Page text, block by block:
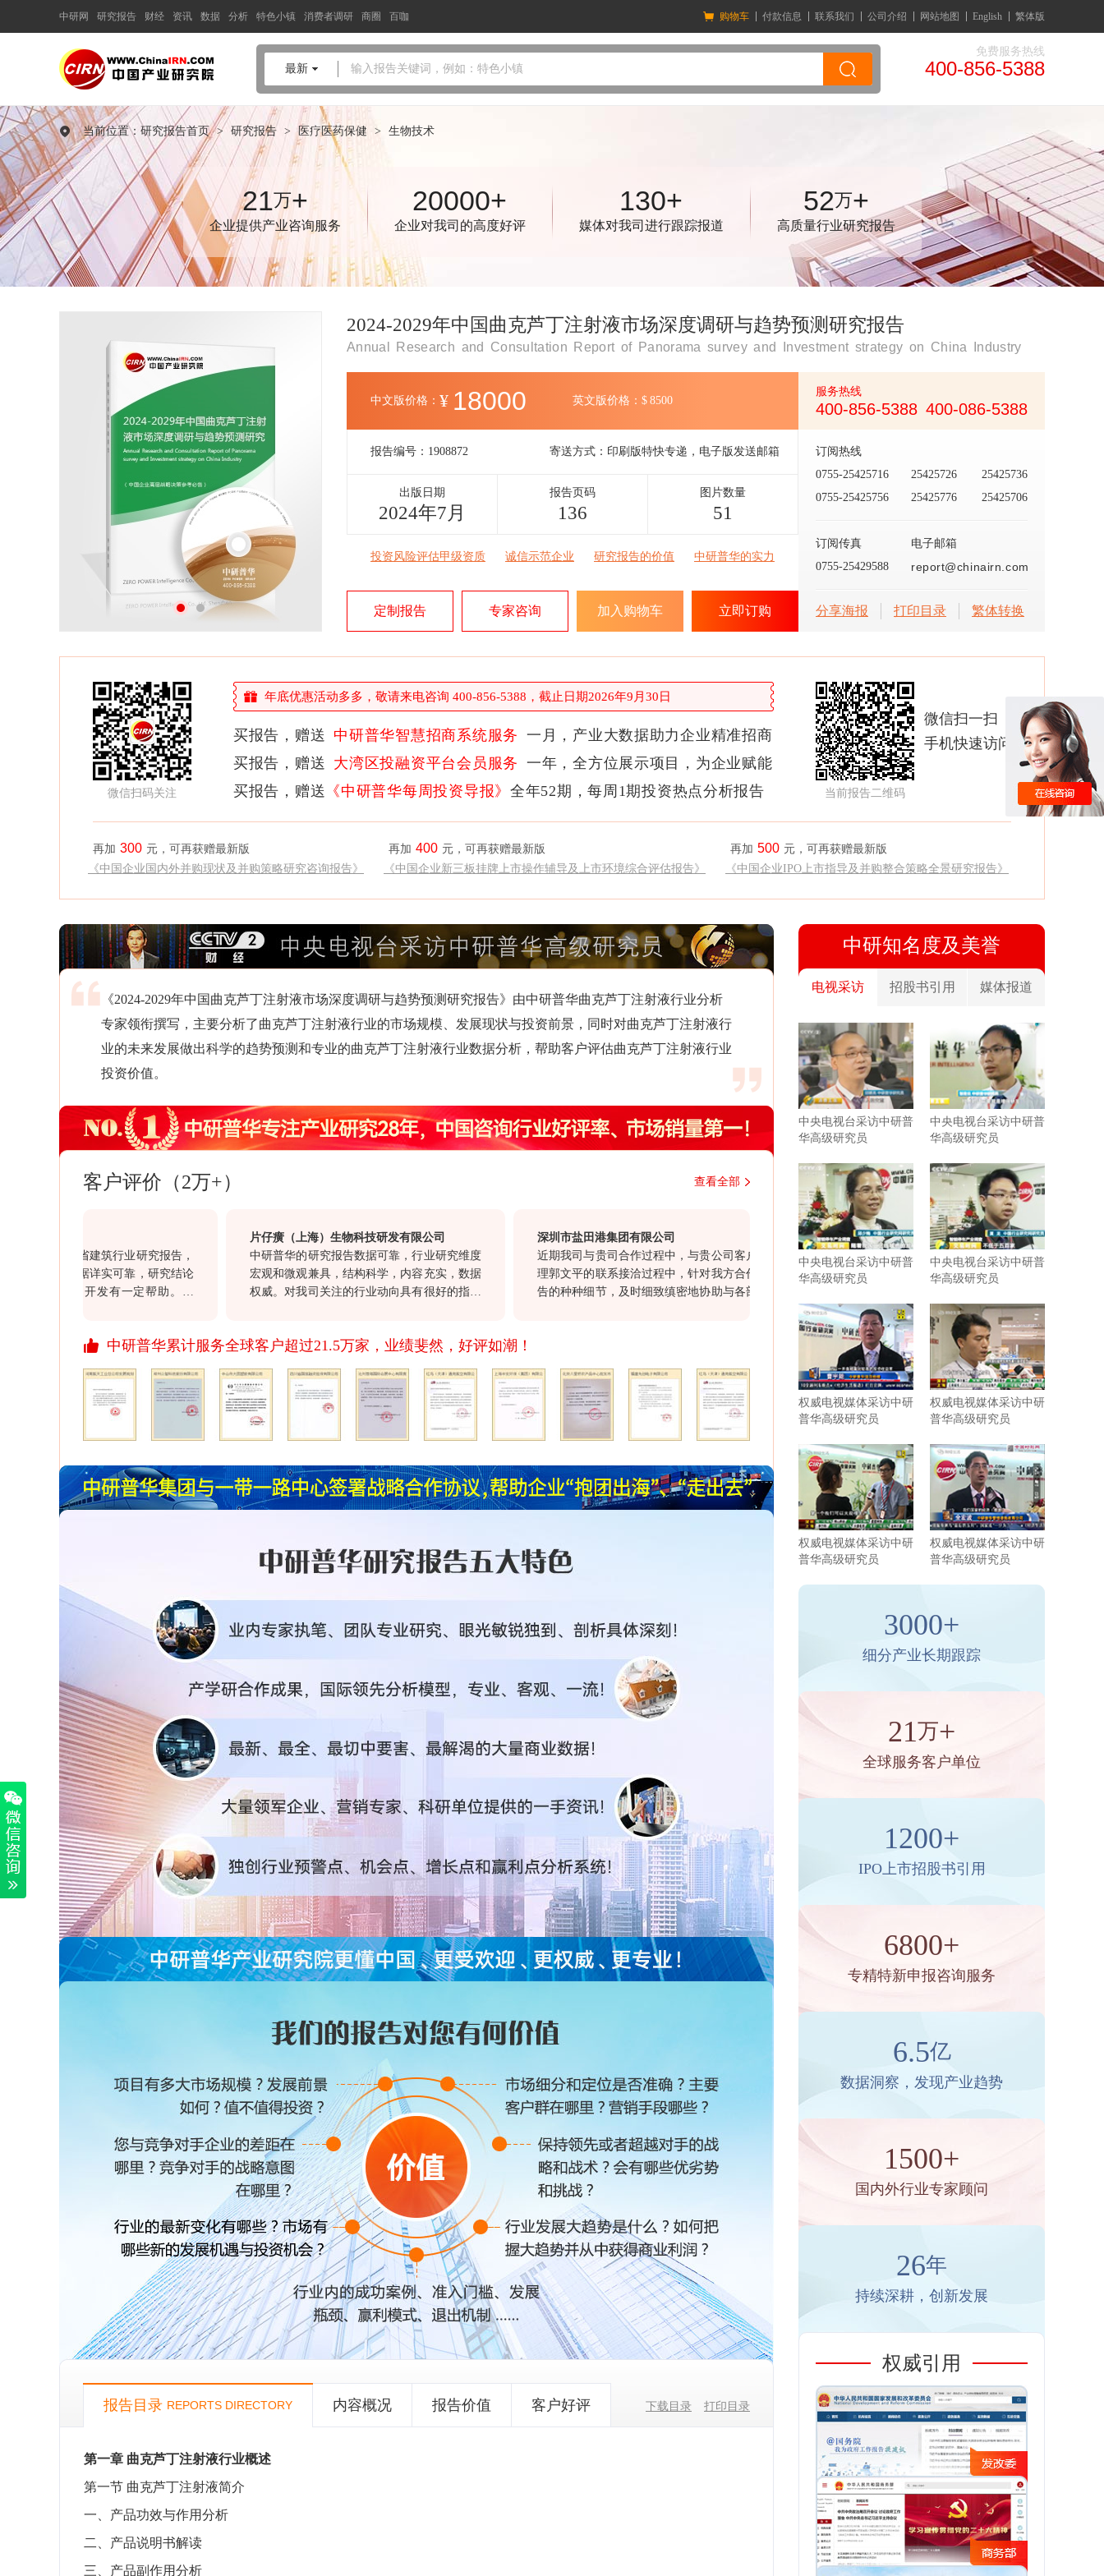
中研网 研究报告 财经 资讯 数据 分析 特色小镇 消费者调研 商圈 百咖 购物车 付款信息 联系我们 公司介绍 网站地图 English 繁体版
输入报告关键词，例如：特色小镇
最新
免费服务热线
400-856-5388
当前位置： 研究报告首页 > 研究报告 > 医疗医药保健 > 生物技术
21万+
企业提供产业咨询服务
20000+
企业对我司的高度好评
130+
媒体对我司进行跟踪报道
52万+
高质量行业研究报告
2024-2029年中国曲克芦丁注射液市场深度调研与趋势预测研究报告
Annual Research and Consultation Report of Panorama survey and Investment strategy on China Industry
中文版价格： ¥ 18000 英文版价格： $ 8500
报告编号： 1908872 寄送方式： 印刷版特快专递，电子版发送邮箱
出版日期
2024年7月
报告页码
136
图片数量
51
投资风险评估甲级资质 诚信示范企业 研究报告的价值 中研普华的实力
定制报告 专家咨询 加入购物车 立即订购
服务热线
400-856-5388 400-086-5388
订阅热线
0755-25425716
25425726
25425736
0755-25425756
25425776 25425706
订阅传真
0755-25429588
电子邮箱
report@chinairn.com
分享海报 打印目录 繁体转换
微信扫码关注
年底优惠活动多多，敬请来电咨询 400-856-5388，截止日期2026年9月30日
买报告，赠送 中研普华智慧招商系统服务 一月，产业大数据助力企业精准招商
买报告，赠送
大湾区投融资平台会员服务 一年，全方位展示项目，为企业赋能
买报告，赠送 《中研普华每周投资导报》 全年52期，每周1期投资热点分析报告
再加 300 元，可再获赠最新版
《中国企业国内外并购现状及并购策略研究咨询报告》
再加 400 元，可再获赠最新版
《中国企业新三板挂牌上市操作辅导及上市环境综合评估报告》
再加 500 元，可再获赠最新版
《中国企业IPO上市指导及并购整合策略全景研究报告》
当前报告二维码
微信扫一扫
手机快速访问
《2024-2029年中国曲克芦丁注射液市场深度调研与趋势预测研究报告》由中研普华曲克芦丁注射液行业分析
专家领衔撰写，主要分析了曲克芦丁注射液行业的市场规模、发展现状与投资前景，同时对曲克芦丁注射液行
业的未来发展做出科学的趋势预测和专业的曲克芦丁注射液行业数据分析，帮助客户评估曲克芦丁注射液行业
投资价值。
客户评价（2万+） 查看全部
买的海南省建筑行业研究报告，
全面，数据详实可靠，研究结论
司的项目开发有一定帮助。另
片仔癀（上海）生物科技研发有限公司
中研普华的研究报告数据可靠，行业研究维度
宏观和微观兼具，结构科学，内容充实，数据
权威。对我司关注的行业动向具有很好的指导
行业报告质量均满意，祝愿贵司继续以前沿的
开拓更多、更丰富的资讯产品，与我们共同发
展、进步！
深圳市盐田港集团有限公司
近期我司与贵司合作过程中，与贵公司客户经
理郭文平的联系接洽过程中，针对我方合作报
告的种种细节，及时细致缜密地协助与各部门
作。
韩国大韩贸易投资振兴公社上海代表处
近几年，与中研普华持续不断地进行着行业研
究的紧密合作。贵司研究报告结构紧凑，内容
略规划带来了实际性的帮助。相信有很多企业
需要你们这样的行业分析公司协助和支持。尤
其是贵司对于客户报告需求的延伸服务，为我
司提供了更多有针对性、宝贵的行业研判。希
望在以后的发展过程中继续保持紧密合作与共
同进步。
中研普华累计服务全球客户超过21.5万家，业绩斐然，好评如潮！
报告目录 REPORTS DIRECTORY 内容概况 报告价值 客户好评 下载目录 打印目录
第一章 曲克芦丁注射液行业概述
第一节 曲克芦丁注射液简介
一、产品功效与作用分析
二、产品说明书解读
三、产品副作用分析
中研知名度及美誉
电视采访 招股书引用 媒体报道
中央电视台采访中研普
华高级研究员
中央电视台采访中研普
华高级研究员
中央电视台采访中研普
华高级研究员
中央电视台采访中研普
华高级研究员
权威电视媒体采访中研
普华高级研究员
权威电视媒体采访中研
普华高级研究员
权威电视媒体采访中研
普华高级研究员
权威电视媒体采访中研
普华高级研究员
3000+
细分产业长期跟踪
21万+
全球服务客户单位
1200+
IPO上市招股书引用
6800+
专精特新申报咨询服务
6.5亿
数据洞察，发现产业趋势
1500+
国内外行业专家顾问
26年
持续深耕，创新发展
权威引用
中国产业咨询领导者
2024-2029年中国曲克芦丁注
射液 市场深度调研与趋势预测
研究报告
品质保障，一年免费更新维护
报告编号：1908872
出版日期：2024年7月
《2024-2029年中国曲克芦丁注射液市场深度调研与趋势预测研究
报告》由中研普华曲克芦丁注射液行业分析专家领衔撰写，主要
分析了曲克芦丁注射液行业的市场规模、发展现状与投资前景，
26年研究经验，深度洞察行业驱动力
多元化、高学历的实战型精英团队
微信扫一扫，立即订购报告